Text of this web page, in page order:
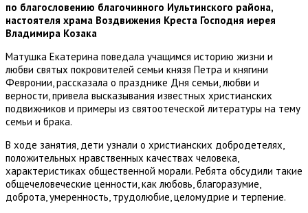
по благословению благочинного Иультинского района,
настоятеля храма Воздвижения Креста Господня иерея
Владимира Козака
Матушка Екатерина поведала учащимся историю жизни и
любви святых покровителей семьи князя Петра и княгини
Февронии, рассказала о празднике Дня семьи, любви и
верности, привела высказывания известных христианских
подвижников и примеры из святоотеческой литературы на тему
семьи и брака.
В ходе занятия, дети узнали о христианских добродетелях,
положительных нравственных качествах человека,
характеристиках общественной морали. Ребята обсудили такие
общечеловеческие ценности, как любовь, благоразумие,
доброта, умеренность, трудолюбие, целомудрие и терпение.